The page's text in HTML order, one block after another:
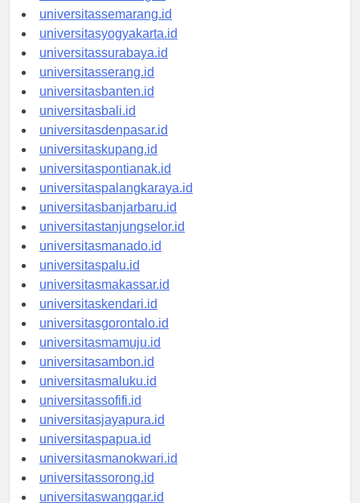
universitasbandung.id
universitassemarang.id
universitasyogyakarta.id
universitassurabaya.id
universitasserang.id
universitasbanten.id
universitasbali.id
universitasdenpasar.id
universitaskupang.id
universitaspontianak.id
universitaspalangkaraya.id
universitasbanjarbaru.id
universitastanjungselor.id
universitasmanado.id
universitaspalu.id
universitasmakassar.id
universitaskendari.id
universitasgorontalo.id
universitasmamuju.id
universitasambon.id
universitasmaluku.id
universitassofifi.id
universitasjayapura.id
universitaspapua.id
universitasmanokwari.id
universitassorong.id